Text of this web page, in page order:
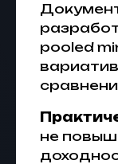
pooled
не